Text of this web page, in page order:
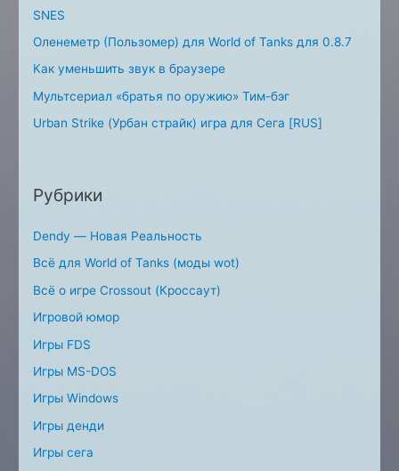
SNES
Оленеметр (Пользомер) для World of Tanks для 0.8.7
Как уменьшить звук в браузере
Мультсериал «братья по оружию» Тим-бэг
Urban Strike (Урбан страйк) игра для Сега [RUS]
Рубрики
Dendy — Новая Реальность
Всё для World of Tanks (моды wot)
Всё о игре Crossout (Кроссаут)
Игровой юмор
Игры FDS
Игры MS-DOS
Игры Windows
Игры денди
Игры сега